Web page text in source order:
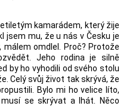
kamarádem, který žije
jsem mu, že u nás v Česku je
omdlel. Proč? Protože
Jeho rodina je silně
by ho vyhodili od svého stolu
Celý svůj život tak skrývá, že
Bylo mi ho velice líto,
se skrývat a lhát. Něco